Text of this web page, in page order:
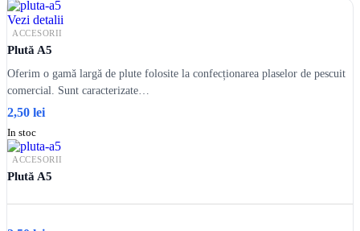
Vezi detalii
ACCESORII
Plută A5
Oferim o gamă largă de plute folosite la confecționarea plaselor de pescuit
comercial. Sunt caracterizate…
2,50 lei
In stoc
ACCESORII
Plută A5